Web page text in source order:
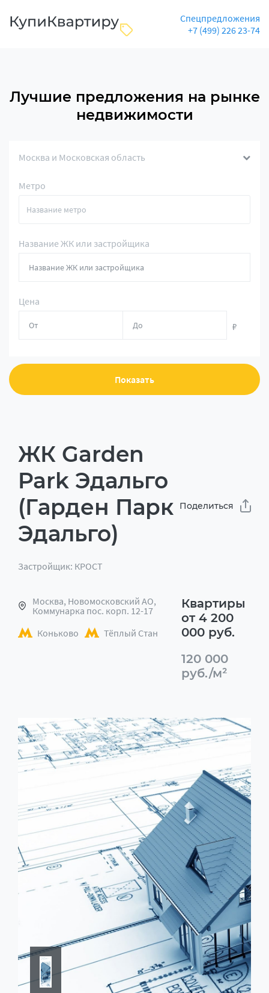
Спецпредложения
+7 (499) 226 23-74
Лучшие предложения на рынке
недвижимости
Москва и Московская область
Метро
Название ЖК или застройщика
Цена
₽
Показать
ЖК Garden
Park Эдальго
(Гарден Парк
Эдальго)
Застройщик: КРОСТ
Поделиться
Москва, Новомосковский АО,
Коммунарка пос. корп. 12-17
Коньково
Тёплый Стан
Квартиры
от 4 200
000 руб.
120 000
руб./м²